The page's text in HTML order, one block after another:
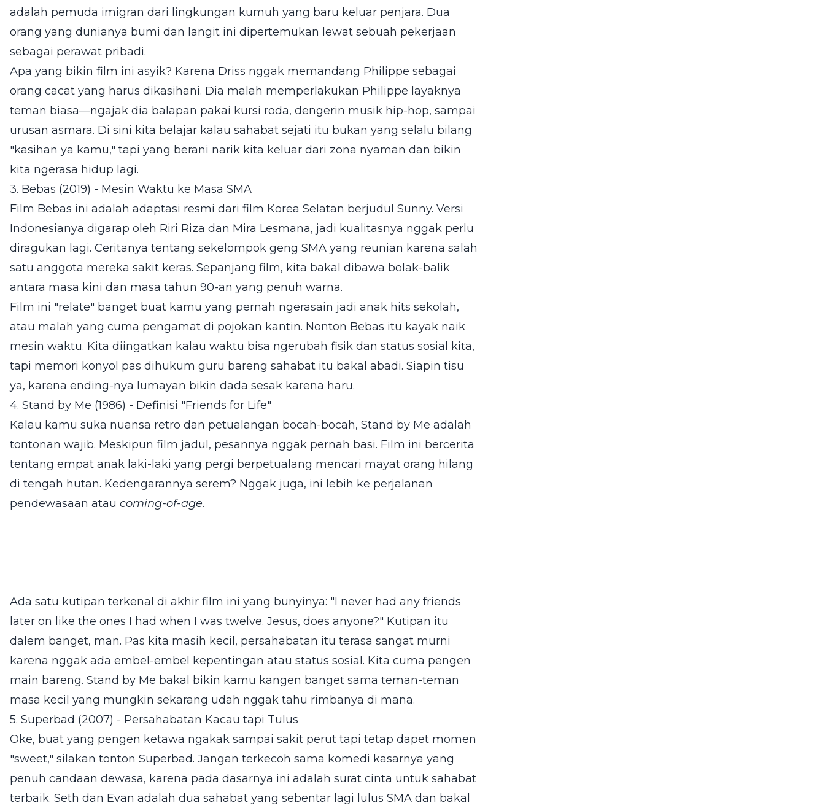
adalah pemuda imigran dari lingkungan kumuh yang baru keluar penjara. Dua
orang yang dunianya bumi dan langit ini dipertemukan lewat sebuah pekerjaan
sebagai perawat pribadi.
Apa yang bikin film ini asyik? Karena Driss nggak memandang Philippe sebagai
orang cacat yang harus dikasihani. Dia malah memperlakukan Philippe layaknya
teman biasa—ngajak dia balapan pakai kursi roda, dengerin musik hip-hop, sampai
urusan asmara. Di sini kita belajar kalau sahabat sejati itu bukan yang selalu bilang
"kasihan ya kamu," tapi yang berani narik kita keluar dari zona nyaman dan bikin
kita ngerasa hidup lagi.
3. Bebas (2019) - Mesin Waktu ke Masa SMA
Film Bebas ini adalah adaptasi resmi dari film Korea Selatan berjudul Sunny. Versi
Indonesianya digarap oleh Riri Riza dan Mira Lesmana, jadi kualitasnya nggak perlu
diragukan lagi. Ceritanya tentang sekelompok geng SMA yang reunian karena salah
satu anggota mereka sakit keras. Sepanjang film, kita bakal dibawa bolak-balik
antara masa kini dan masa tahun 90-an yang penuh warna.
Film ini "relate" banget buat kamu yang pernah ngerasain jadi anak hits sekolah,
atau malah yang cuma pengamat di pojokan kantin. Nonton Bebas itu kayak naik
mesin waktu. Kita diingatkan kalau waktu bisa ngerubah fisik dan status sosial kita,
tapi memori konyol pas dihukum guru bareng sahabat itu bakal abadi. Siapin tisu
ya, karena ending-nya lumayan bikin dada sesak karena haru.
4. Stand by Me (1986) - Definisi "Friends for Life"
Kalau kamu suka nuansa retro dan petualangan bocah-bocah, Stand by Me adalah
tontonan wajib. Meskipun film jadul, pesannya nggak pernah basi. Film ini bercerita
tentang empat anak laki-laki yang pergi berpetualang mencari mayat orang hilang
di tengah hutan. Kedengarannya serem? Nggak juga, ini lebih ke perjalanan
pendewasaan atau coming-of-age.
Ada satu kutipan terkenal di akhir film ini yang bunyinya: "I never had any friends
later on like the ones I had when I was twelve. Jesus, does anyone?" Kutipan itu
dalem banget, man. Pas kita masih kecil, persahabatan itu terasa sangat murni
karena nggak ada embel-embel kepentingan atau status sosial. Kita cuma pengen
main bareng. Stand by Me bakal bikin kamu kangen banget sama teman-teman
masa kecil yang mungkin sekarang udah nggak tahu rimbanya di mana.
5. Superbad (2007) - Persahabatan Kacau tapi Tulus
Oke, buat yang pengen ketawa ngakak sampai sakit perut tapi tetap dapet momen
"sweet," silakan tonton Superbad. Jangan terkecoh sama komedi kasarnya yang
penuh candaan dewasa, karena pada dasarnya ini adalah surat cinta untuk sahabat
terbaik. Seth dan Evan adalah dua sahabat yang sebentar lagi lulus SMA dan bakal